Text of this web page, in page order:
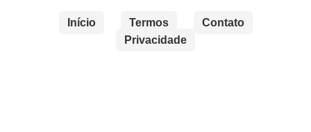
Início Termos
Contato
Privacidade